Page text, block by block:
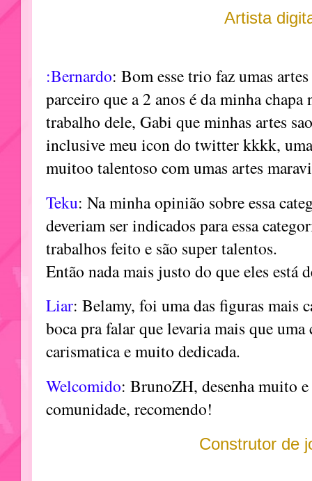
Artista
:Bernardo: Bom esse trio faz umas
parceiro que a 2 anos é da minha
trabalho dele, Gabi que minhas artes
inclusive meu icon do twitter kkkk,
muitoo talentoso com umas artes
Teku: Na minha opinião sobre essa
deveriam ser indicados para essa
trabalhos feito e são super talentos.
Então nada mais justo do que eles está
Liar: Belamy, foi uma das figuras mais
boca pra falar que levaria mais que
carismatica e muito dedicada.
Welcomido: BrunoZH, desenha muito
comunidade, recomendo!
Construtor de